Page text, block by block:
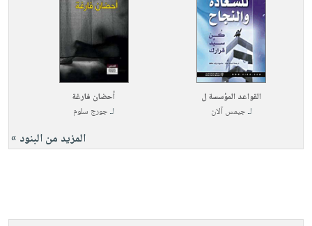
القواعد المؤسسة ل
لـجيمس آلان
أحضان فارغة
لـجورج سلوم
المزيد من البنود »